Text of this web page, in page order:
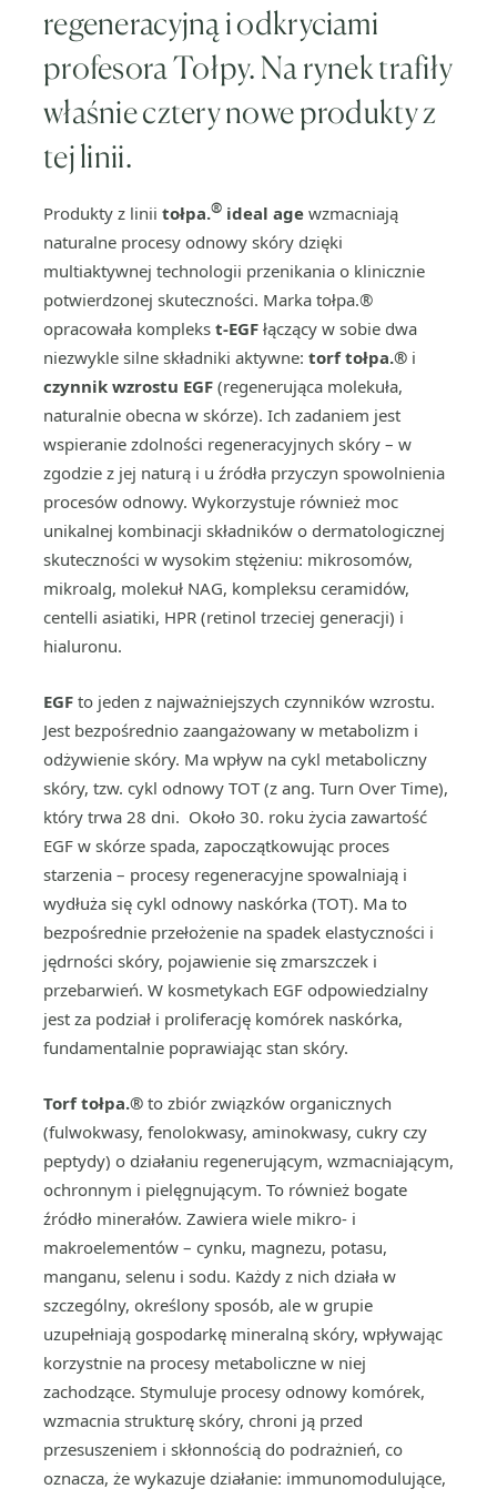
regeneracyjną i odkryciami
profesora Tołpy. Na rynek trafiły
właśnie cztery nowe produkty z
tej linii.
Produkty z linii tołpa.® ideal age wzmacniają
naturalne procesy odnowy skóry dzięki
multiaktywnej technologii przenikania o klinicznie
potwierdzonej skuteczności. Marka tołpa.®
opracowała kompleks t-EGF łączący w sobie dwa
niezwykle silne składniki aktywne: torf tołpa.® i
czynnik wzrostu EGF (regenerująca molekuła,
naturalnie obecna w skórze). Ich zadaniem jest
wspieranie zdolności regeneracyjnych skóry – w
zgodzie z jej naturą i u źródła przyczyn spowolnienia
procesów odnowy. Wykorzystuje również moc
unikalnej kombinacji składników o dermatologicznej
skuteczności w wysokim stężeniu: mikrosomów,
mikroalg, molekuł NAG, kompleksu ceramidów,
centelli asiatiki, HPR (retinol trzeciej generacji) i
hialuronu.
EGF to jeden z najważniejszych czynników wzrostu.
Jest bezpośrednio zaangażowany w metabolizm i
odżywienie skóry. Ma wpływ na cykl metaboliczny
skóry, tzw. cykl odnowy TOT (z ang. Turn Over Time),
który trwa 28 dni. Około 30. roku życia zawartość
EGF w skórze spada, zapoczątkowując proces
starzenia – procesy regeneracyjne spowalniają i
wydłuża się cykl odnowy naskórka (TOT). Ma to
bezpośrednie przełożenie na spadek elastyczności i
jędrności skóry, pojawienie się zmarszczek i
przebarwień. W kosmetykach EGF odpowiedzialny
jest za podział i proliferację komórek naskórka,
fundamentalnie poprawiając stan skóry.
Torf tołpa.® to zbiór związków organicznych
(fulwokwasy, fenolokwasy, aminokwasy, cukry czy
peptydy) o działaniu regenerującym, wzmacniającym,
ochronnym i pielęgnującym. To również bogate
źródło minerałów. Zawiera wiele mikro- i
makroelementów – cynku, magnezu, potasu,
manganu, selenu i sodu. Każdy z nich działa w
szczególny, określony sposób, ale w grupie
uzupełniają gospodarkę mineralną skóry, wpływając
korzystnie na procesy metaboliczne w niej
zachodzące. Stymuluje procesy odnowy komórek,
wzmacnia strukturę skóry, chroni ją przed
przesuszeniem i skłonnością do podrażnień, co
oznacza, że wykazuje działanie: immunomodulujące,